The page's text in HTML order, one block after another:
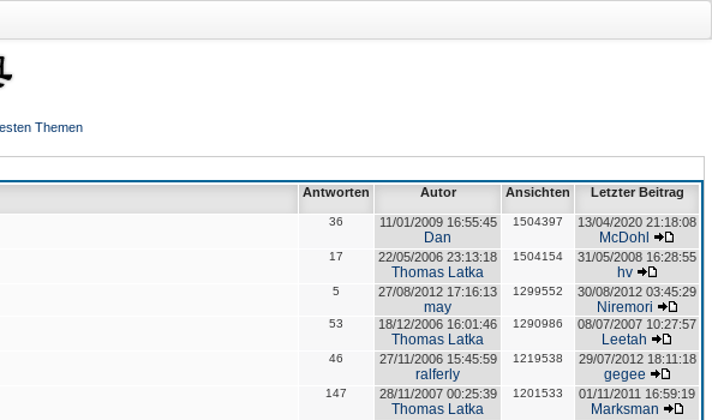
Themen
Antworten Autor Ansichten Letzter Beitrag
36 11/01/2009 16:55:45
Dan
1504397 13/04/2020 21:18:08
McDohl
17 22/05/2006 23:13:18
Thomas Latka
1504154 31/05/2008 16:28:55
hv
5 27/08/2012 17:16:13
may
1299552 30/08/2012 03:45:29
Niremori
53 18/12/2006 16:01:46
Thomas Latka
1290986 08/07/2007 10:27:57
Leetah
46 27/11/2006 15:45:59
ralferly
1219538 29/07/2012 18:11:18
gegee
147 28/11/2007 00:25:39
Thomas Latka
1201533 01/11/2011 16:59:19
Marksman